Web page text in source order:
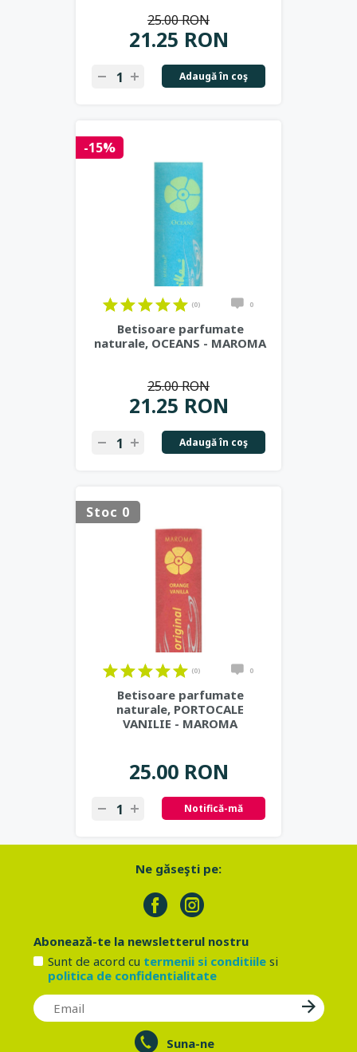
21.25 RON
25.00 RON
Adaugă în coş
-15%
(0) 0
Betisoare parfumate
naturale, OCEANS - MAROMA
21.25 RON
25.00 RON
Adaugă în coş
Stoc 0
(0) 0
Betisoare parfumate
naturale, PORTOCALE
VANILIE - MAROMA
25.00 RON
Notifică-mă
Ne găseşti pe:
Abonează-te la newsletterul nostru
Sunt de acord cu termenii si conditiilesi
politica de confidentialitate
Suna-ne